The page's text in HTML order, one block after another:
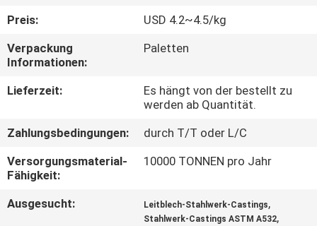
FABRIK-
AUSFLUG
QUALITÄTSKONTROLLE
TRETEN
SIE
MIT
UNS
Preis:
USD 4.2~4.5/kg
Verpackung
Informationen:
Paletten
Lieferzeit:
Es hängt von der bestellt zu
werden ab Quantität.
Zahlungsbedingungen:
durch T/T oder L/C
Versorgungsmaterial-
Fähigkeit:
10000 TONNEN pro Jahr
Ausgesucht: Leitblech-Stahlwerk-Castings,
Stahlwerk-Castings ASTM A532,